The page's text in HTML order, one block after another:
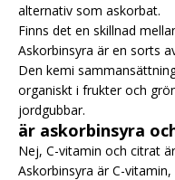
alternativ som askorbat.
Finns det en skillnad
Askorbinsyra är en sorts
Den kemi
organiskt i frukter och
jordgubbar.
är askorbinsyra
Nej, C-vitamin och citrat
Askorbinsyra är C-